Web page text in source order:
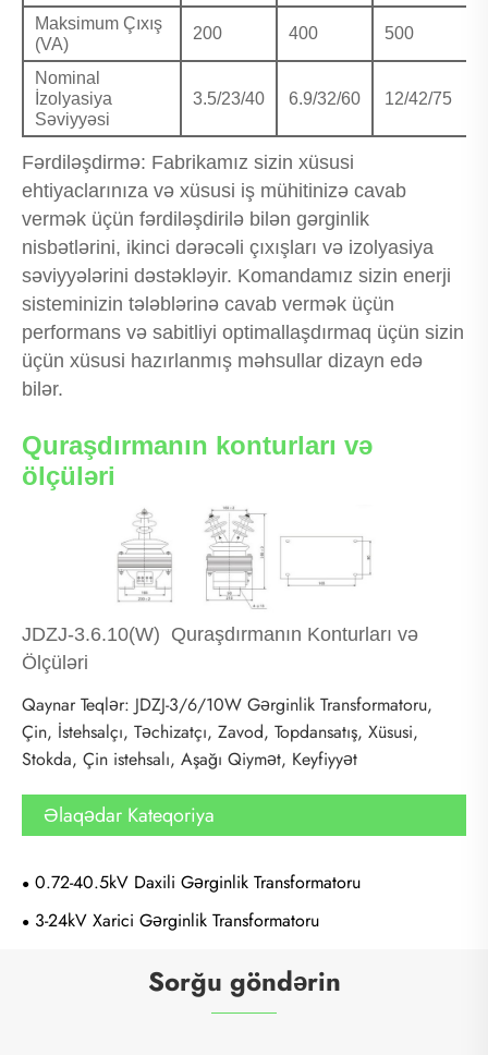
Maksimum Çıxış
(VA)
200 400 500
Nominal
İzolyasiya
Səviyyəsi
3.5/23/40 6.9/32/60 12/42/75
Fərdiləşdirmə: Fabrikamız sizin xüsusi
ehtiyaclarınıza və xüsusi iş mühitinizə cavab
vermək üçün fərdiləşdirilə bilən gərginlik
nisbətlərini, ikinci dərəcəli çıxışları və izolyasiya
səviyyələrini dəstəkləyir. Komandamız sizin enerji
sisteminizin tələblərinə cavab vermək üçün
performans və sabitliyi optimallaşdırmaq üçün sizin
üçün xüsusi hazırlanmış məhsullar dizayn edə
bilər.
Quraşdırmanın konturları və
ölçüləri
JDZJ-3.6.10(W) Quraşdırmanın Konturları və
Ölçüləri
Qaynar Teqlər: JDZJ-3/6/10W Gərginlik Transformatoru,
Çin, İstehsalçı, Təchizatçı, Zavod, Topdansatış, Xüsusi,
Stokda, Çin istehsalı, Aşağı Qiymət, Keyfiyyət
Əlaqədar Kateqoriya
0.72-40.5kV Daxili Gərginlik Transformatoru
3-24kV Xarici Gərginlik Transformatoru
Sorğu göndərin